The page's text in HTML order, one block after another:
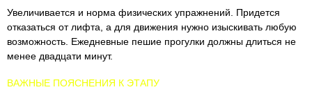
Увеличивается и норма физических упражнений. Придется
отказаться от лифта, а для движения нужно изыскивать любую
возможность. Ежедневные пешие прогулки должны длиться не
менее двадцати минут.
ВАЖНЫЕ ПОЯСНЕНИЯ К ЭТАПУ